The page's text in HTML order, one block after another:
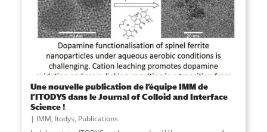
Une nouvelle publication de l’équipe IMM de
l’ITODYS dans le Journal of Colloid and Interface
Science !
IMM, Itodys, Publications